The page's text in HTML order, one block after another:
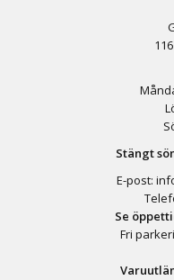
Stängt
E-post:
Se
Fri